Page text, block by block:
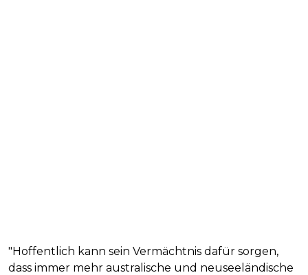
"Hoffentlich kann sein Vermächtnis dafür sorgen,
dass immer mehr australische und neuseeländische